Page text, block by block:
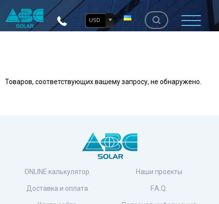
USD
Товаров, соответствующих вашему запросу, не обнаружено.
ONLINE калькулятор
Доставка и оплата
Наши проекты
F.A.Q.